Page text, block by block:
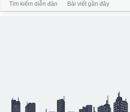
Tìm kiếm diễn đàn Bài viết gần đây